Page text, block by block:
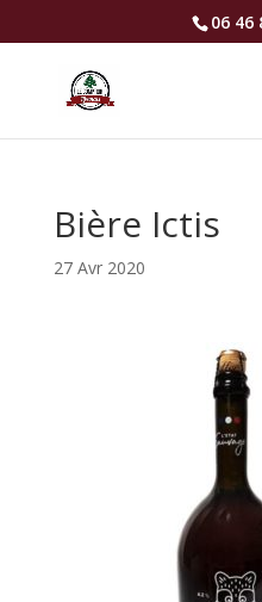
06 46
Bière Ictis
27 Avr 2020